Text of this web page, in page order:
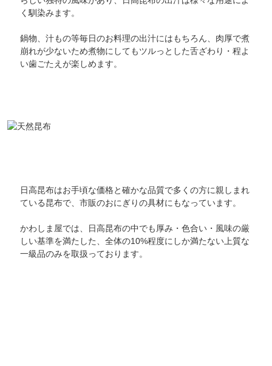
く馴染みます。
鍋物、汁もの等毎日のお料理の出汁にはもちろん、肉厚で煮
崩れが少ないため煮物にしてもツルっとした舌ざわり・程よ
い歯ごたえが楽しめます。
日高昆布はお手頃な価格と確かな品質で多くの方に親しまれ
ている昆布で、市販のおにぎりの具材にもなっています。
かわしま屋では、日高昆布の中でも厚み・色合い・風味の厳
しい基準を満たした、全体の10%程度にしか満たない上質な
一級品のみを取扱っております。